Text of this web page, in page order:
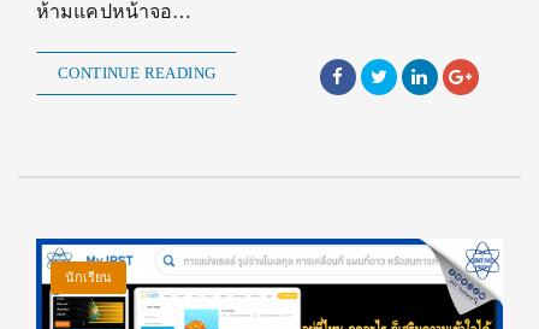
ห้ามแคปหน้าจอ…
CONTINUE READING
นักเรียน